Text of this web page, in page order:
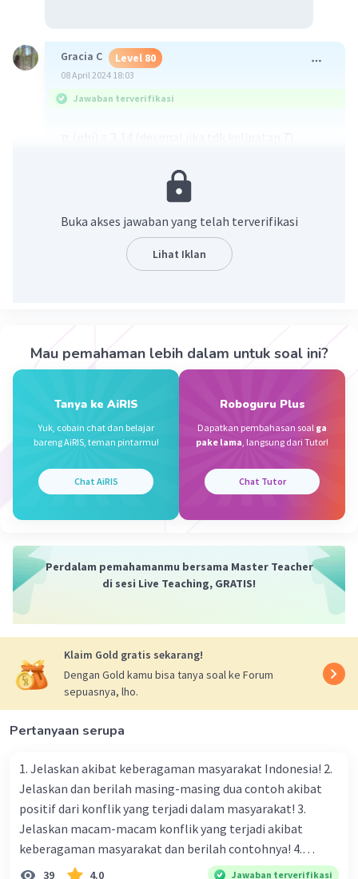
Gracia C Level 80
08 April 2024 18:03
Jawaban terverifikasi
Level 64
08 April 2024 22:17
semoga membantu 😋💗
Buka akses jawaban yang telah terverifikasi
Lihat Iklan
Mau pemahaman lebih dalam untuk soal ini?
Tanya ke AiRIS
Yuk, cobain chat dan belajar
bareng AiRIS, teman pintarmu!
Chat AiRIS
Roboguru Plus
Dapatkan pembahasan soal ga
pake lama, langsung dari Tutor!
Chat Tutor
Perdalam pemahamanmu bersama Master Teacher
di sesi Live Teaching, GRATIS!
Klaim Gold gratis sekarang!
Dengan Gold kamu bisa tanya soal ke Forum
sepuasnya, lho.
Pertanyaan serupa
1. Jelaskan akibat keberagaman masyarakat Indonesia! 2.
Jelaskan dan berilah masing-masing dua contoh akibat
positif dari konflik yang terjadi dalam masyarakat! 3.
Jelaskan macam-macam konflik yang terjadi akibat
keberagaman masyarakat dan berilah contohnya! 4.
Mengapa dalam masyarakat yang memiliki keberagaman
39 4.0 Jawaban terverifikasi